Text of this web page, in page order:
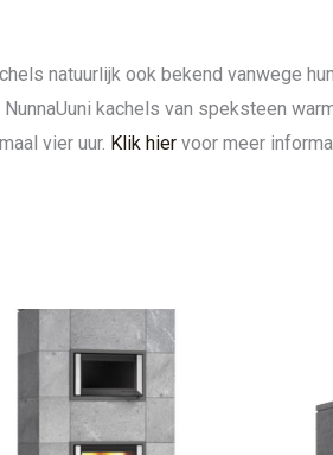
natuurlijk ook bekend vanwege
kachels van speksteen
vier uur. Klik hiervoor meer